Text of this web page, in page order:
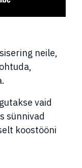
neile,
vaid
sünnivad
koostööni